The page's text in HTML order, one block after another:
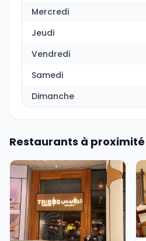
Mercredi
Jeudi
Vendredi
Samedi
Dimanche
Restaurants à